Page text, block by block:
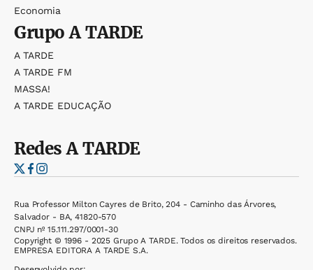
Economia
GrupoA TARDE
A TARDE
A TARDE FM
MASSA!
A TARDE EDUCAÇÃO
RedesA TARDE
Rua Professor Milton Cayres de Brito, 204 - Caminho das Árvores,
Salvador - BA, 41820-570
CNPJ nº 15.111.297/0001-30
Copyright © 1996 - 2025 Grupo A TARDE. Todos os direitos reservados.
EMPRESA EDITORA A TARDE S.A.